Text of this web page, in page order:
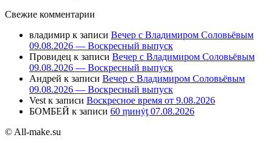
Свежие комментарии
владимир к записи Вечер с Владимиром Соловьёвым
09.08.2026 — Воскресный выпуск
Провидец к записи Вечер с Владимиром Соловьёвым
09.08.2026 — Воскресный выпуск
Андрей к записи Вечер с Владимиром Соловьёвым
09.08.2026 — Воскресный выпуск
Vest к записи Воскресное время от 9.08.2026
БОМБЕЙ к записи 60 ṃинẏƫ 07.08.2026
© All-make.su